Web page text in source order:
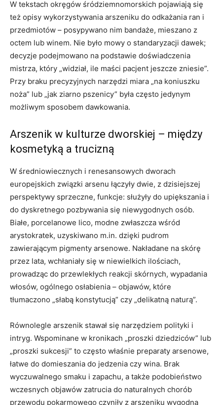
W tekstach okręgów śródziemnomorskich pojawiają się
też opisy wykorzystywania arszeniku do odkażania ran i
przedmiotów – posypywano nim bandaże, mieszano z
octem lub winem. Nie było mowy o standaryzacji dawek;
decyzje podejmowano na podstawie doświadczenia
mistrza, który „widział, ile maści pacjent jeszcze zniesie”.
Przy braku precyzyjnych narzędzi miara „na koniuszku
noża” lub „jak ziarno pszenicy” była często jedynym
możliwym sposobem dawkowania.
Arszenik w kulturze dworskiej – między
kosmetyką a trucizną
W średniowiecznych i renesansowych dworach
europejskich związki arsenu łączyły dwie, z dzisiejszej
perspektywy sprzeczne, funkcje: służyły do upiększania i
do dyskretnego pozbywania się niewygodnych osób.
Białe, porcelanowe lico, modne zwłaszcza wśród
arystokratek, uzyskiwano m.in. dzięki pudrom
zawierającym pigmenty arsenowe. Nakładane na skórę
przez lata, wchłaniały się w niewielkich ilościach,
prowadząc do przewlekłych reakcji skórnych, wypadania
włosów, ogólnego osłabienia – objawów, które
tłumaczono „słabą konstytucją” czy „delikatną naturą”.
Równolegle arszenik stawał się narzędziem polityki i
intryg. Wspominane w kronikach „proszki dziedziców” lub
„proszki sukcesji” to często właśnie preparaty arsenowe,
łatwe do domieszania do jedzenia czy wina. Brak
wyczuwalnego smaku i zapachu, a także podobieństwo
wczesnych objawów zatrucia do naturalnych chorób
przewodu pokarmowego czyniły z arszeniku wygodną